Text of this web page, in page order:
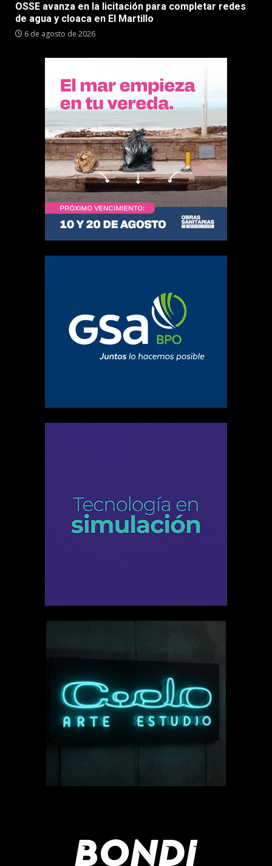
OSSE avanza en la licitación para completar redes
de agua y cloaca en El Martillo
6 de agosto de 2026